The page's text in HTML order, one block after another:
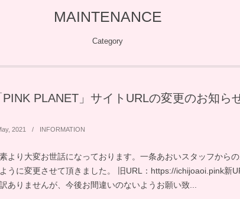
MAINTENANCE
Category
PINK PLANET」サイトURLの変更のお知ら
, 2021 INFORMATION
より大変お世話になっております。一条あおいスタッフから
うに変更させて頂きました。 旧URL：https://ichijoaoi.pink新
ありませんが、今後お間違いのないようお願い致...